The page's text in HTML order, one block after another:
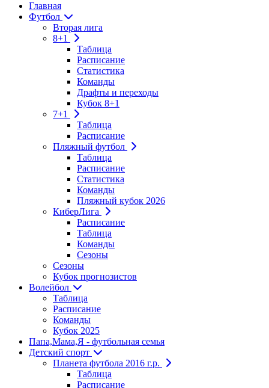
Главная
Футбол
Вторая лига
8+1
Таблица
Расписание
Статистика
Команды
Драфты и переходы
Кубок 8+1
7+1
Таблица
Расписание
Пляжный футбол
Таблица
Расписание
Статистика
Команды
Пляжный кубок 2026
КиберЛига
Расписание
Таблица
Команды
Сезоны
Сезоны
Кубок прогнозистов
Волейбол
Таблица
Расписание
Команды
Кубок 2025
Папа,Мама,Я - футбольная семья
Детский спорт
Планета футбола 2016 г.р.
Таблица
Расписание